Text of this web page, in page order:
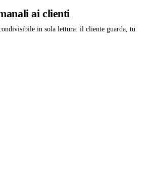
ai clienti
in sola lettura: il cliente guarda, tu